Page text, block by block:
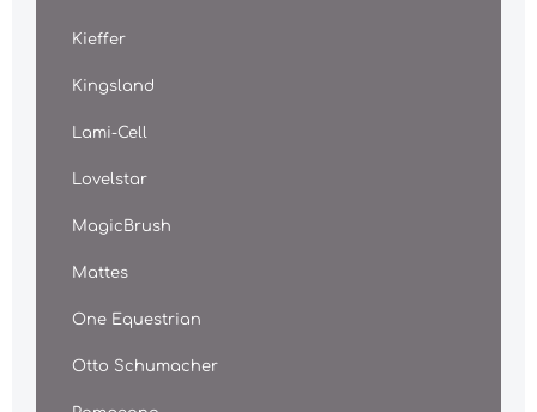
Kieffer
Kingsland
Lami-Cell
Lovelstar
MagicBrush
Mattes
One Equestrian
Otto Schumacher